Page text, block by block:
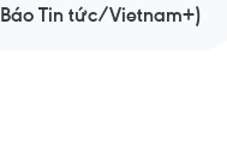
Tin tức/Vietnam+)